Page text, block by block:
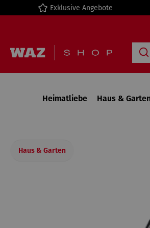
Zur Hauptnavigation springen
Exklusive Angebote
Heimatliebe Haus &
Haus & Garten